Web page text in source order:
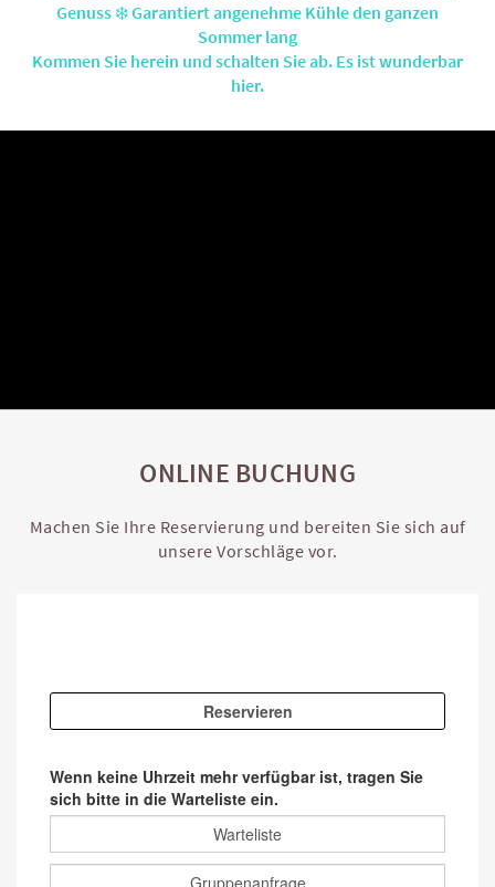
Genuss ❄️ Garantiert angenehme Kühle den ganzen
Sommer lang
Kommen Sie herein und schalten Sie ab. Es ist wunderbar
hier.
ONLINE BUCHUNG
Machen Sie Ihre Reservierung und bereiten Sie sich auf
unsere Vorschläge vor.